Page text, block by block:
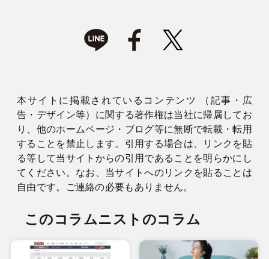
本サイトに掲載されているコンテンツ （記事・広
告・デザイン等）に関する著作権は当社に帰属してお
り、他のホームページ・ブログ等に無断で転載・転用
することを禁止します。引用する場合は、リンクを貼
る等して当サイトからの引用であることを明らかにし
てください。なお、当サイトへのリンクを貼ることは
自由です。ご連絡の必要もありません。
このコラムニストのコラム